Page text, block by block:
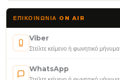
ΕΠΙΚΟΙΝΩΝΊΑ ON AIR
Viber
Στείλτε κείμενο ή φωνητικό μήνυμα
WhatsApp